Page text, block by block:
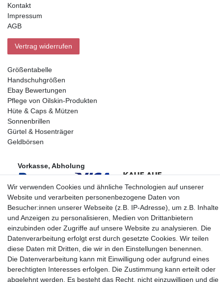
Kontakt
Impressum
AGB
Vertrag widerrufen
Größentabelle
Handschuhgrößen
Ebay Bewertungen
Pflege von Oilskin-Produkten
Hüte & Caps & Mützen
Sonnenbrillen
Gürtel & Hosenträger
Geldbörsen
Vorkasse, Abholung
Partner
* Alle Preise inkl.
Wir verwenden Cookies und ähnliche Technologien auf unserer
Website und verarbeiten personenbezogene Daten von
Besucher:innen unserer Webseite (z.B. IP-Adresse), um z.B. Inhalte
und Anzeigen zu personalisieren, Medien von Drittanbietern
einzubinden oder Zugriffe auf unsere Website zu analysieren. Die
Datenverarbeitung erfolgt erst durch gesetzte Cookies. Wir teilen
diese Daten mit Dritten, die wir in den Einstellungen benennen.
Die Datenverarbeitung kann mit Einwilligung oder aufgrund eines
berechtigten Interesses erfolgen. Die Zustimmung kann erteilt oder
abgelehnt werden. Es besteht das Recht, nicht einzuwilligen und die